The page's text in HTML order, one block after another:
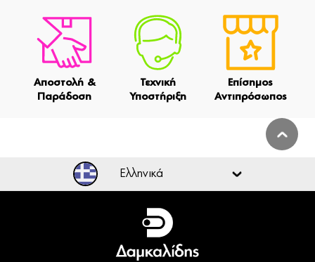
Αποστολή &
Παράδοση
Τεχνική
Υποστήριξη
Επίσημος
Αντιπρόσωπος
Ελληνικά
Ελληνικά
English